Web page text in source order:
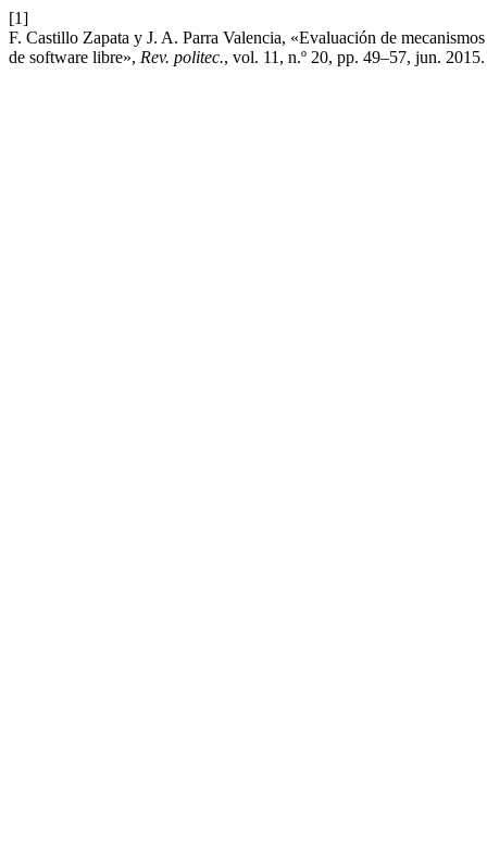
[1]
F. Castillo Zapata y J. A. Parra Valencia, «Evaluación de
de software libre», Rev. politec., vol. 11, n.º 20, pp. 49–57, jun. 2015.